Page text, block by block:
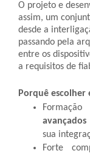
O projeto e
assim, um
desde a
passando pela
entre os
a requisitos de
Porquê escolher
sua
Forte